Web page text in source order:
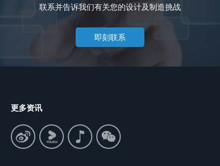
联系并告诉我们有关您的设计及制造挑战
即刻联系
更多资讯